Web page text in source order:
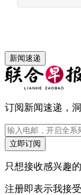
新闻速递
订阅新闻速递，
立即订阅
只想接收感兴趣
注册即表示我接